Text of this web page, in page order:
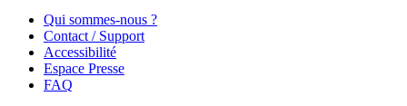
Qui sommes-nous ?
Contact / Support
Accessibilité
Espace Presse
FAQ